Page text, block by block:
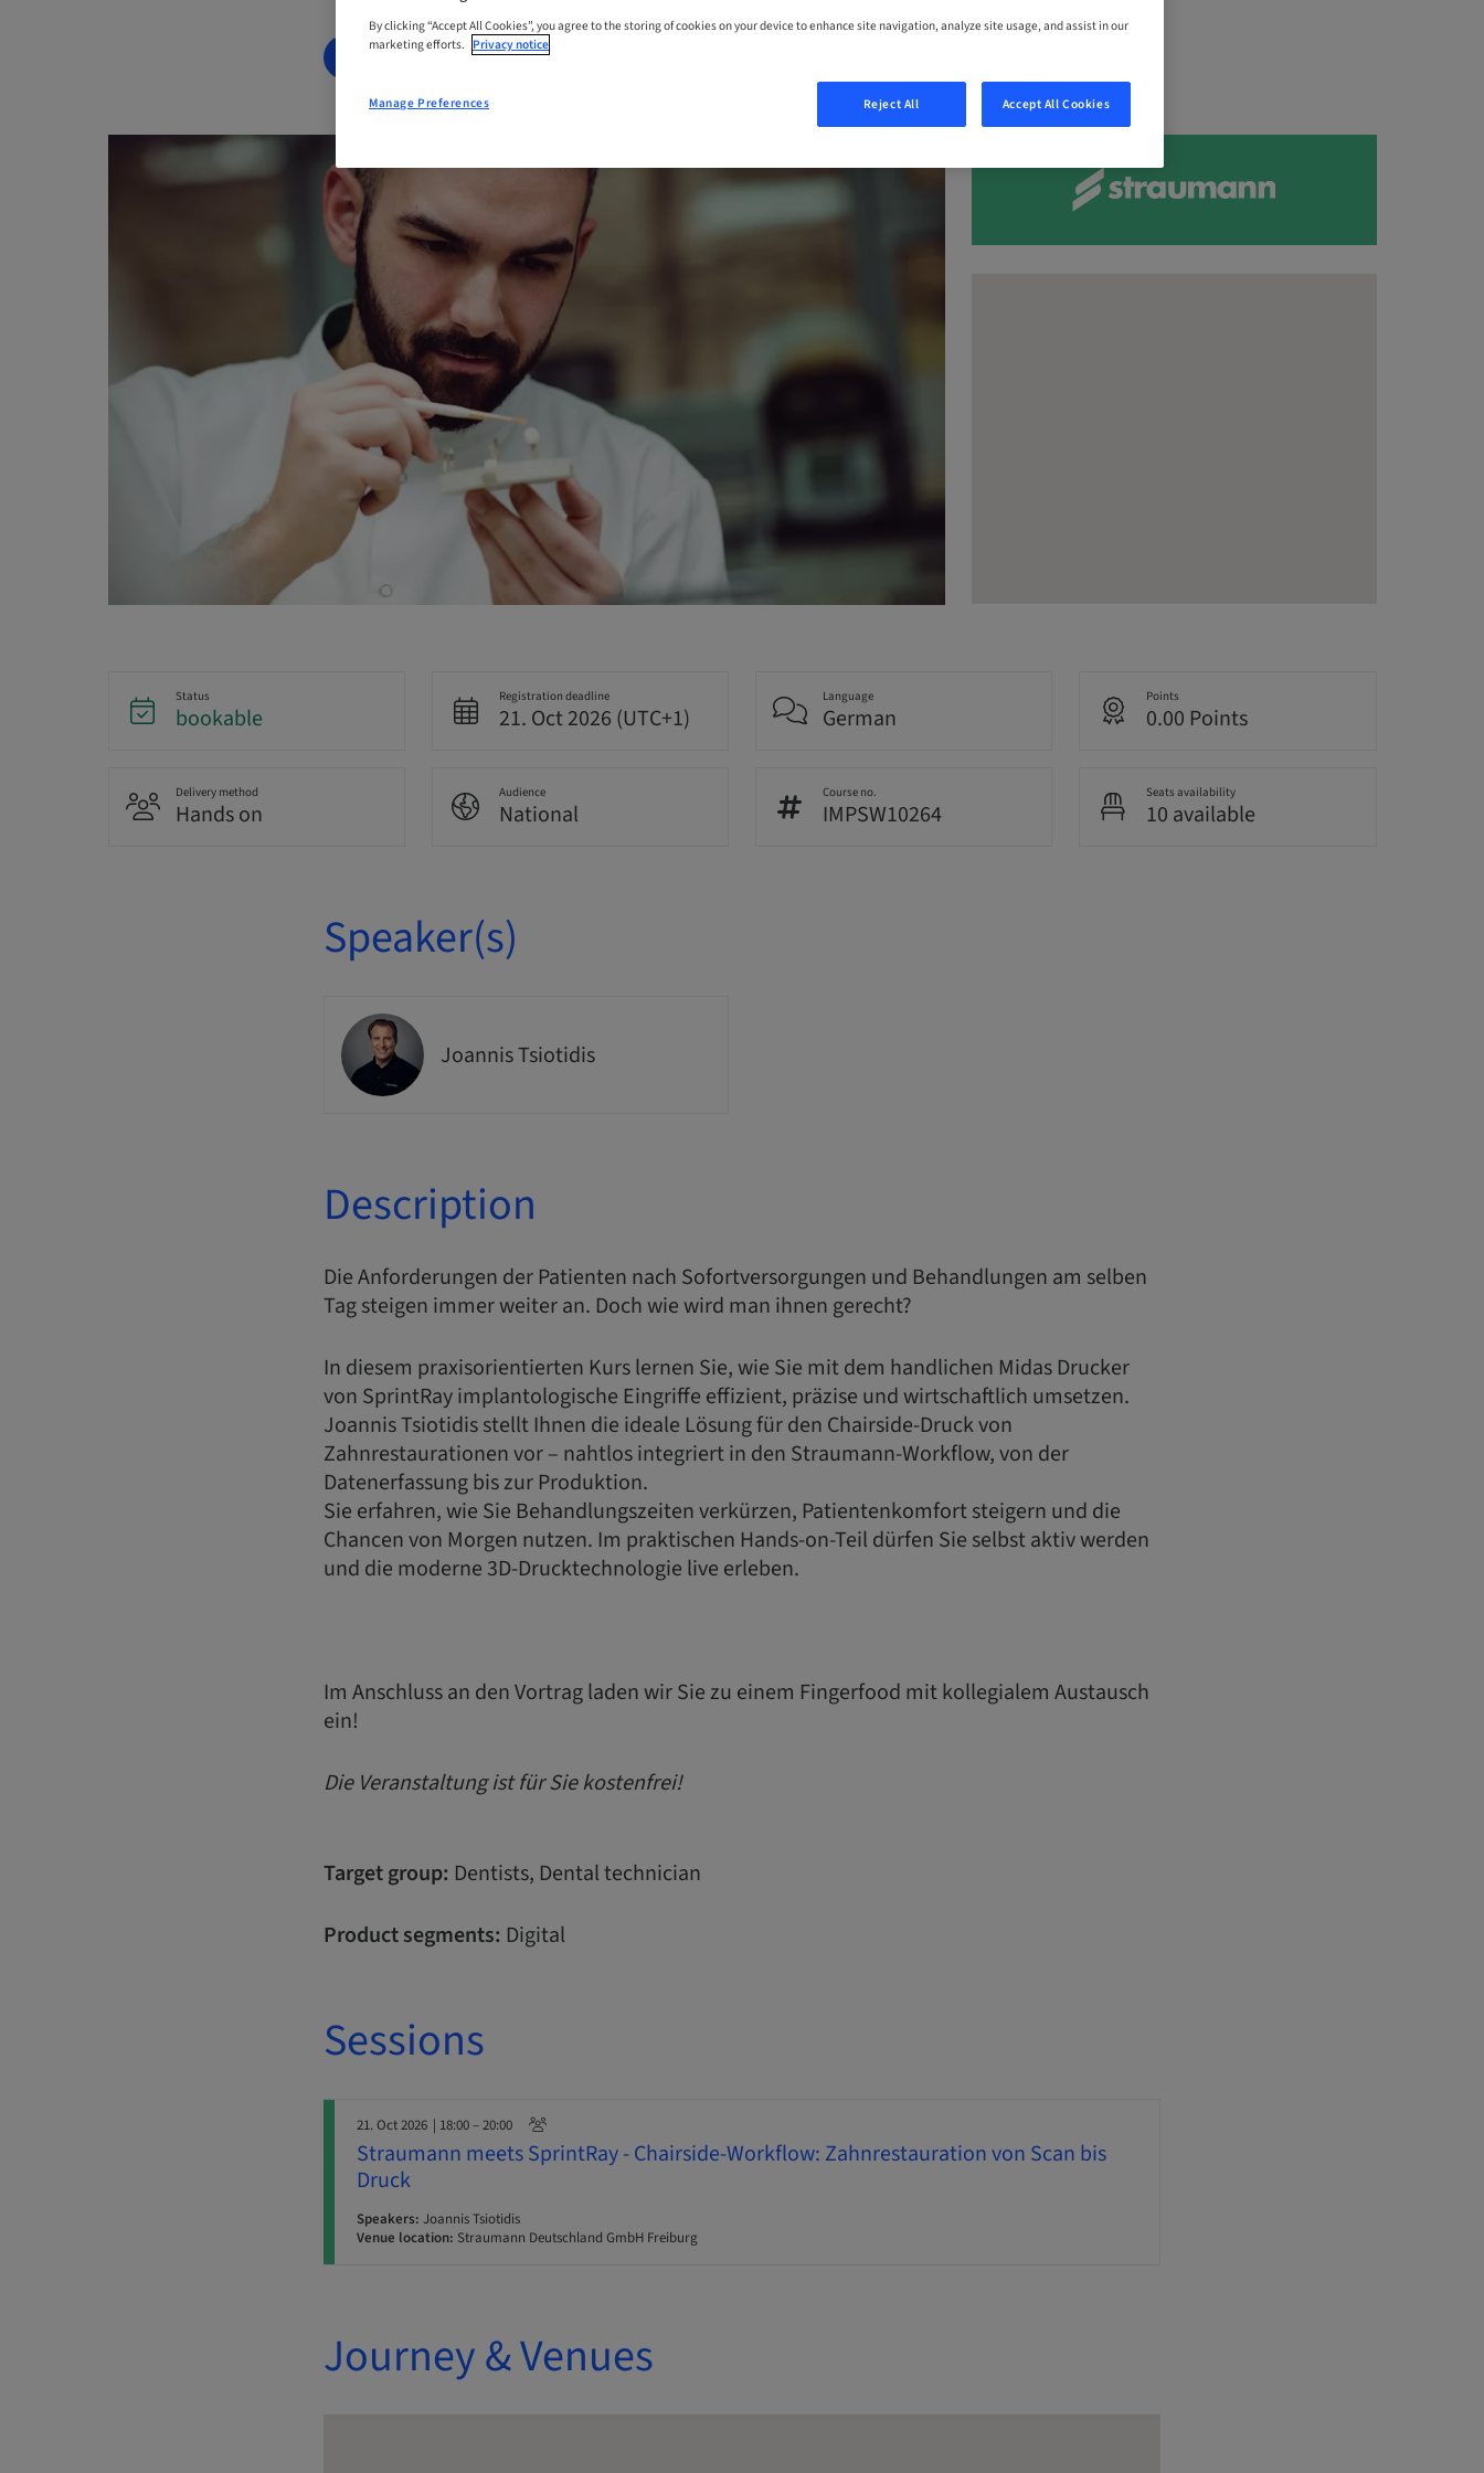
BOOK NOW
Status
bookable
Registration deadline
21. Oct 2026 (UTC+1)
Language
German
Points
0.00 Points
Delivery method
Hands on
Audience
National
Course no.
IMPSW10264
Seats availability
10 available
Speaker(s)
Joannis Tsiotidis
Description
Die Anforderungen der Patienten nach Sofortversorgungen und Behandlungen am selben
Tag steigen immer weiter an. Doch wie wird man ihnen gerecht?
In diesem praxisorientierten Kurs lernen Sie, wie Sie mit dem handlichen Midas Drucker
von SprintRay implantologische Eingriffe effizient, präzise und wirtschaftlich umsetzen.
Joannis Tsiotidis stellt Ihnen die ideale Lösung für den Chairside-Druck von
Zahnrestaurationen vor – nahtlos integriert in den Straumann-Workflow, von der
Datenerfassung bis zur Produktion.
Sie erfahren, wie Sie Behandlungszeiten verkürzen, Patientenkomfort steigern und die
Chancen von Morgen nutzen. Im praktischen Hands-on-Teil dürfen Sie selbst aktiv werden
und die moderne 3D-Drucktechnologie live erleben.
Im Anschluss an den Vortrag laden wir Sie zu einem Fingerfood mit kollegialem Austausch
ein!
Die Veranstaltung ist für Sie kostenfrei!
Target group: Dentists, Dental technician
Product segments: Digital
Sessions
21. Oct 2026 | 18:00 – 20:00
Straumann meets SprintRay - Chairside-Workflow: Zahnrestauration von Scan bis
Druck
Speakers: Joannis Tsiotidis
Venue location: Straumann Deutschland GmbH Freiburg
Journey & Venues
By clicking “Accept All Cookies”, you agree to the storing of cookies on your device to enhance site navigation, analyze site usage, and assist in our
marketing efforts. Privacy notice
Reject All Accept All Cookies
Manage Preferences